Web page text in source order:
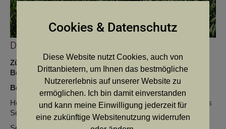
Dori von Kollersdorf
Züchter:
Margit Ortner
Besitzer: Reinhard Hofbauer
Beschreibung
Hellschimmel mit braunen Platten, Auge dunkel, vollständiges
Scherengebiß.
Cookies & Datenschutz
Diese Website nutzt Cookies, auch von
Drittanbietern, um Ihnen das bestmögliche
Nutzererlebnis auf unserer Website zu
ermöglichen. Ich bin damit einverstanden
und kann meine Einwilligung jederzeit für
eine zukünftige Websitenutzung widerrufen